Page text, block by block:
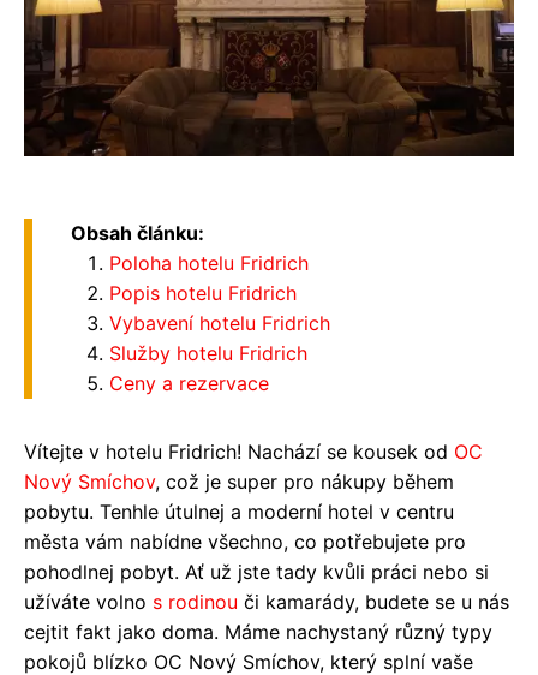
Obsah článku:
Poloha hotelu Fridrich
Popis hotelu Fridrich
Vybavení hotelu Fridrich
Služby hotelu Fridrich
Ceny a rezervace
Vítejte v hotelu Fridrich! Nachází se kousek od OC
Nový Smíchov, což je super pro nákupy během
pobytu. Tenhle útulnej a moderní hotel v centru
města vám nabídne všechno, co potřebujete pro
pohodlnej pobyt. Ať už jste tady kvůli práci nebo si
užíváte volno s rodinou či kamarády, budete se u nás
cejtit fakt jako doma. Máme nachystaný různý typy
pokojů blízko OC Nový Smíchov, který splní vaše